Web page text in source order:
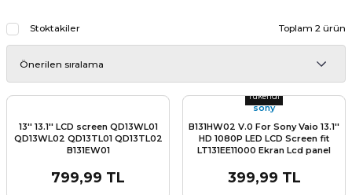
Stoktakiler Toplam 2 ürün
13'' 13.1'' LCD screen QD13WL01
QD13WL02 QD13TL01 QD13TL02
B131EW01
799,99 TL
Tükendi
sony
B131HW02 V.0 For Sony Vaio 13.1''
HD 1080P LED LCD Screen fit
LT131EE11000 Ekran Lcd panel
399,99 TL